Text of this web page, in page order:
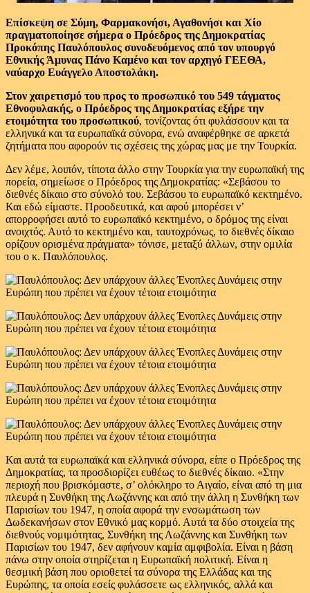
Επίσκεψη σε Σύμη, Φαρμακονήσι, Αγαθονήσι και Χίο
πραγματοποίησε σήμερα ο Πρόεδρος της Δημοκρατίας
Προκόπης Παυλόπουλος συνοδευόμενος από τον υπουργό
Εθνικής Άμυνας Πάνο Καμένο και τον αρχηγό ΓΕΕΘΑ,
ναύαρχο Ευάγγελο Αποστολάκη.
Στον χαιρετισμό του προς το προσωπικό του 549 τάγματος
Εθνοφυλακής, ο Πρόεδρος της Δημοκρατίας εξήρε την
ετοιμότητα του προσωπικού, τονίζοντας ότι φυλάσσουν και τα
ελληνικά και τα ευρωπαϊκά σύνορα, ενώ αναφέρθηκε σε αρκετά
ζητήματα που αφορούν τις σχέσεις της χώρας μας με την Τουρκία.
Δεν λέμε, λοιπόν, τίποτα άλλο στην Τουρκία για την ευρωπαϊκή της
πορεία, σημείωσε ο Πρόεδρος της Δημοκρατίας: «Σεβάσου το
διεθνές δίκαιο στο σύνολό του. Σεβάσου το ευρωπαϊκό κεκτημένο.
Και εδώ είμαστε. Προοδευτικά, και αφού μπορέσει ν’
απορροφήσει αυτό το ευρωπαϊκό κεκτημένο, ο δρόμος της είναι
ανοιχτός. Αυτό το κεκτημένο και, ταυτοχρόνως, το διεθνές δίκαιο
ορίζουν ορισμένα πράγματα» τόνισε, μεταξύ άλλων, στην ομιλία
του ο κ. Παυλόπουλος.
Και αυτά τα ευρωπαϊκά και ελληνικά σύνορα, είπε ο Πρόεδρος της
Δημοκρατίας, τα προσδιορίζει ευθέως το διεθνές δίκαιο. «Στην
περιοχή που βρισκόμαστε, σ’ ολόκληρο το Αιγαίο, είναι από τη μια
πλευρά η Συνθήκη της Λωζάννης και από την άλλη η Συνθήκη των
Παρισίων του 1947, η οποία αφορά την ενσωμάτωση των
Δωδεκανήσων στον Εθνικό μας κορμό. Αυτά τα δύο στοιχεία της
διεθνούς νομιμότητας, Συνθήκη της Λωζάννης και Συνθήκη των
Παρισίων του 1947, δεν αφήνουν καμία αμφιβολία. Είναι η βάση
πάνω στην οποία στηρίζεται η Ευρωπαϊκή πολιτική. Είναι η
θεσμική βάση που οριοθετεί τα σύνορα της Ελλάδας και της
Ευρώπης, τα οποία εσείς φυλάσσετε ως ελληνικός, αλλά και